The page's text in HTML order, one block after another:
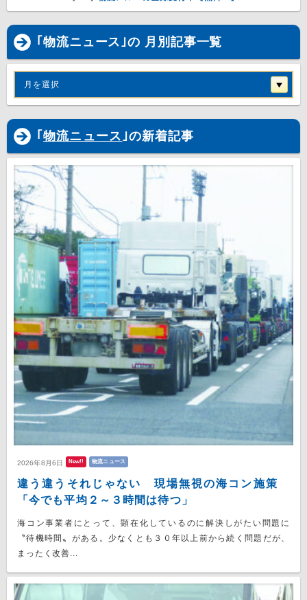
｢物流ニュース｣の 月別記事一覧
月を選択
｢ 物流ニュース｣の新着記事
2026年8月6日 New!! 物流ニュース
違う違うそれじゃない 現場無視の海コン施策
「今でも平均２～３時間は待つ」
海コン事業者にとって、顕在化しているのに解決しがたい問題に
〝待機時間〟がある。少なくとも３０年以上前から続く問題だが、
まったく改善...